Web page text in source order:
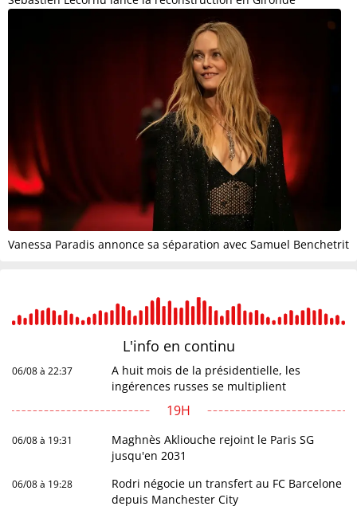
Vanessa Paradis annonce sa séparation avec Samuel Benchetrit
L'info en continu
06/08 à 22:37
A huit mois de la présidentielle, les
ingérences russes se multiplient
19H
06/08 à 19:31
Maghnès Akliouche rejoint le Paris SG
jusqu'en 2031
06/08 à 19:28
Rodri négocie un transfert au FC Barcelone
depuis Manchester City